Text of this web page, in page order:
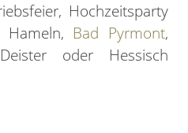
Hochzeitsparty
Bad Pyrmont,
oder Hessisch